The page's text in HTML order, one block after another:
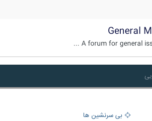
General
A forum for general
بی سرنشین ها